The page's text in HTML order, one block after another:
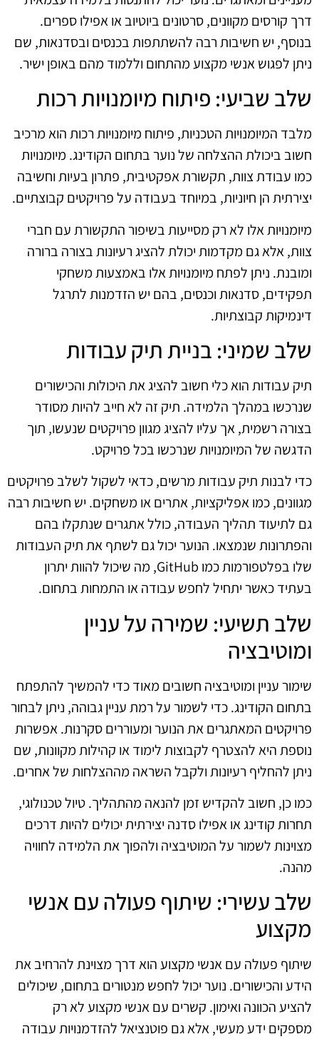
דרך קורסים מקוונים, סרטונים ביוטיוב או אפילו ספרים.
בנוסף, יש חשיבות רבה להשתתפות בכנסים ובסדנאות, שם
ניתן לפגוש אנשי מקצוע מהתחום וללמוד מהם באופן ישיר.
שלב שביעי: פיתוח מיומנויות רכות
מלבד המיומנויות הטכניות, פיתוח מיומנויות רכות הוא מרכיב
חשוב ביכולת ההצלחה של נוער בתחום הקודינג. מיומנויות
כמו עבודת צוות, תקשורת אפקטיבית, פתרון בעיות וחשיבה
יצירתית הן חיוניות, במיוחד בעבודה על פרויקטים קבוצתיים.
מיומנויות אלו לא רק מסייעות בשיפור התקשורת עם חברי
צוות, אלא גם מקדמות יכולת להציג רעיונות בצורה ברורה
ומובנת. ניתן לפתח מיומנויות אלו באמצעות משחקי
תפקידים, סדנאות וכנסים, בהם יש הזדמנות לתרגל
דינמיקות קבוצתיות.
שלב שמיני: בניית תיק עבודות
תיק עבודות הוא כלי חשוב להציג את היכולות והכישורים
שנרכשו במהלך הלמידה. תיק זה לא חייב להיות מסודר
בצורה רשמית, אך עליו להציג מגוון פרויקטים שנעשו, תוך
הדגשה של המיומנויות שנרכשו בכל פרויקט.
כדי לבנות תיק עבודות מרשים, כדאי לשקול לשלב פרויקטים
מגוונים, כמו אפליקציות, אתרים או משחקים. יש חשיבות רבה
גם לתיעוד תהליך העבודה, כולל אתגרים שנתקלו בהם
והפתרונות שנמצאו. הנוער יכול גם לשתף את תיק העבודות
שלו בפלטפורמות כמו GitHub, מה שיכול להוות יתרון
בעתיד כאשר יתחיל לחפש עבודה או התמחות בתחום.
שלב תשיעי: שמירה על עניין
ומוטיבציה
שימור עניין ומוטיבציה חשובים מאוד כדי להמשיך להתפתח
בתחום הקודינג. כדי לשמור על רמת עניין גבוהה, ניתן לבחור
פרויקטים המאתגרים את הנוער ומעוררים סקרנות. אפשרות
נוספת היא להצטרף לקבוצות לימוד או קהילות מקוונות, שם
ניתן להחליף רעיונות ולקבל השראה מההצלחות של אחרים.
כמו כן, חשוב להקדיש זמן להנאה מהתהליך. טיול טכנולוגי,
תחרות קודינג או אפילו סדנה יצירתית יכולים להיות דרכים
מצוינות לשמור על המוטיבציה ולהפוך את הלמידה לחוויה
מהנה.
שלב עשירי: שיתוף פעולה עם אנשי
מקצוע
שיתוף פעולה עם אנשי מקצוע הוא דרך מצוינת להרחיב את
הידע והכישורים. נוער יכול לחפש מנטורים בתחום, שיכולים
להציע הכוונה ואימון. קשרים עם אנשי מקצוע לא רק
מספקים ידע מעשי, אלא גם פוטנציאל להזדמנויות עבודה